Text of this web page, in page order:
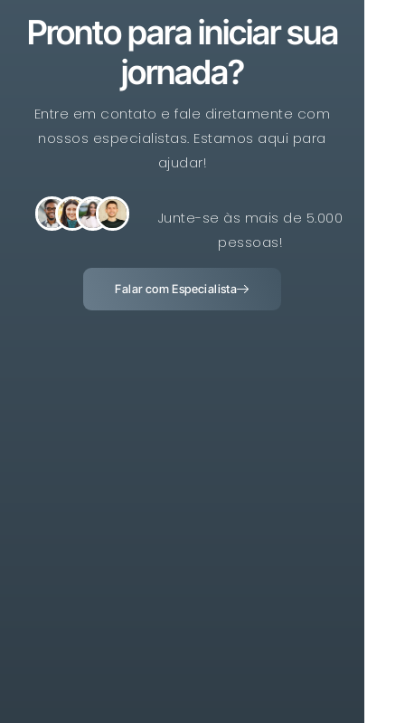
Pronto para iniciar sua
jornada?
Entre em contato e fale diretamente com
nossos especialistas. Estamos aqui para
ajudar!
Junte-se às mais de 5.000
pessoas!
Falar com Especialista